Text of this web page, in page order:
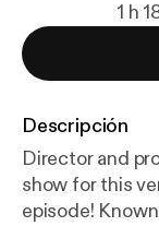
1 h
Descripción
Director and
show for this
episode!